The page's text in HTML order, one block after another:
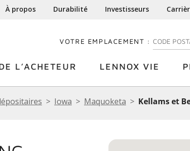
À propos Durabilité Investisseurs
VOTRE EMPLACEMENT : ENTREZ
L’ACHETEUR LENNOX VIE
Iowa Maquoketa Kellams et